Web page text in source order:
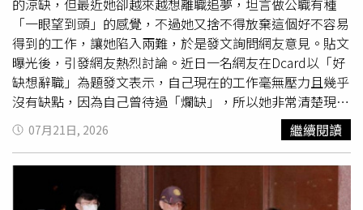
管理、異常通報、品質管理及數位管理等五大面向，全面強
化食品安全管理機制，進一步提升食品安全把關能力。賴清
德強調，現階段正是中央與地方攜手解決問題的時候，雙方
都應確實履行法定職責，共同建立完善的食品安全管理體
系，守護國人飲食安全。他並呼籲，立法院朝野各黨審議
《食安法》修正草案時，應秉持理性、科學的態度，回歸專
業、凝聚共識，共同健全食安制度，守護國人健康。
的涼缺，但最近她卻越來越想離職追夢，坦言做公職有種
「一眼望到頭」的感覺，不過她又捨不得放棄這個好不容易
得到的工作，讓她陷入兩難，於是發文詢問網友意見。貼文
曝光後，引發網友熱烈討論。近日一名網友在Dcard以「好
缺想辭職」為題發文表示，自己現在的工作毫無壓力且幾乎
沒有缺點，因為自己曾待過「爛缺」，所以她非常清楚現在
這份工作的含金量。不過，原PO坦言，待在公職久了，越
來越有種「一眼望到頭」的感覺，覺得每天生活都差不多，
也認為自己的能力不只如此，因此開始想辭職追夢，全心準
備其他考試，希望能到更理想的工作。原PO透露，目前雖
然是在職備考，但每天上班、通勤，再加上一些生活瑣事，
07月21日, 2026 繼續閱讀